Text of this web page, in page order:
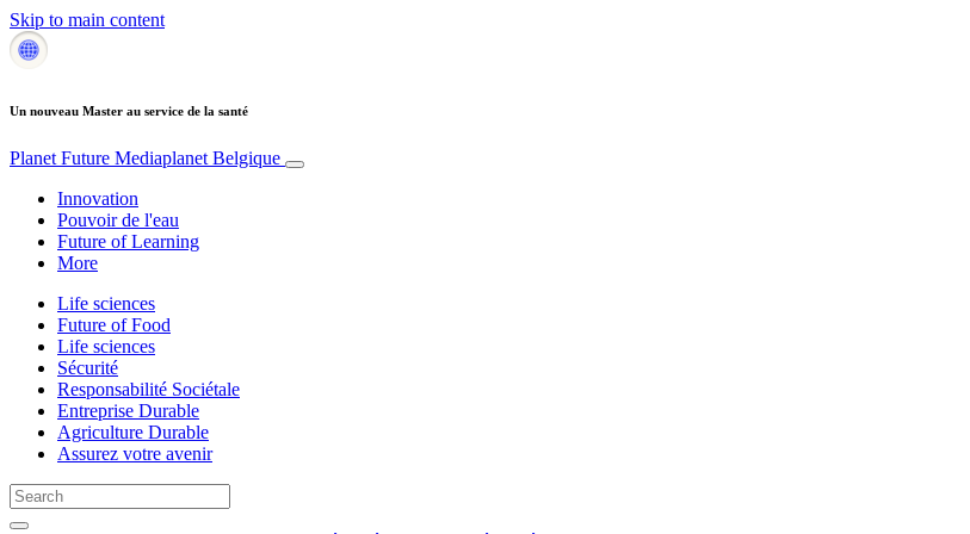
Skip to main content
Un nouveau Master au service de la santé
Planet Future Mediaplanet Belgique
Innovation
Pouvoir de l'eau
Future of Learning
More
Life sciences
Future of Food
Life sciences
Sécurité
Responsabilité Sociétale
Entreprise Durable
Agriculture Durable
Assurez votre avenir